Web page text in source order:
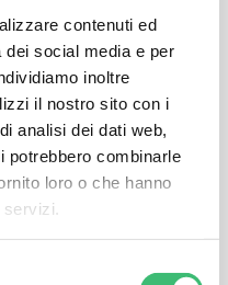
contenuti ed
dei social media e per
inoltre
il nostro sito con i
analisi dei dati web,
potrebbero combinarle
loro o che hanno